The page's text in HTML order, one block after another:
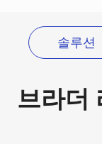
솔루션
브라더